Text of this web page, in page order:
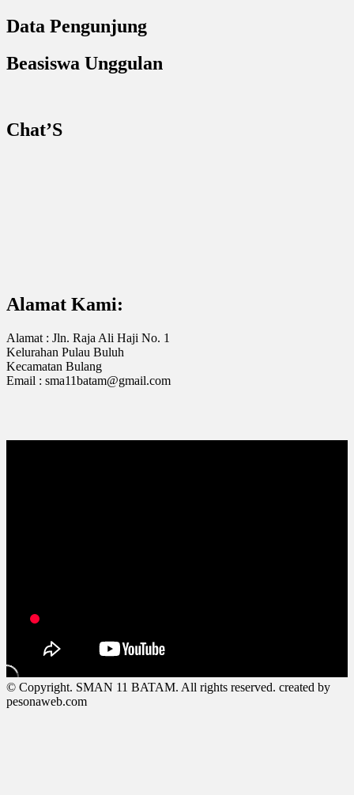
Data Pengunjung
Beasiswa Unggulan
Chat’S
Alamat Kami:
Alamat : Jln. Raja Ali Haji No. 1
Kelurahan Pulau Buluh
Kecamatan Bulang
Email : sma11batam@gmail.com
© Copyright. SMAN 11 BATAM. All rights reserved. created by
pesonaweb.com